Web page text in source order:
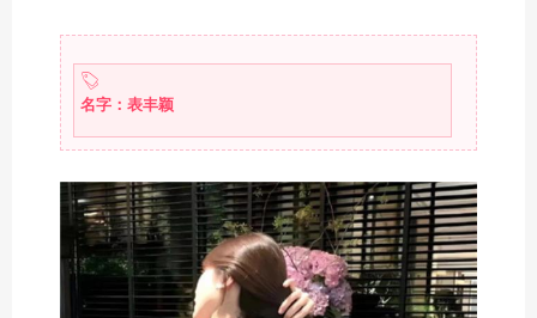
名字：表丰颖